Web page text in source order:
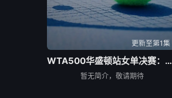
更新至第1集
WTA500华盛顿站女单决赛：佩古拉VS伊埃拉
暂无简介，敬请期待